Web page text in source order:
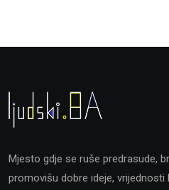
Mjesto gdje se ruše predrasude,
promovišu dobre ideje, vrijednosti